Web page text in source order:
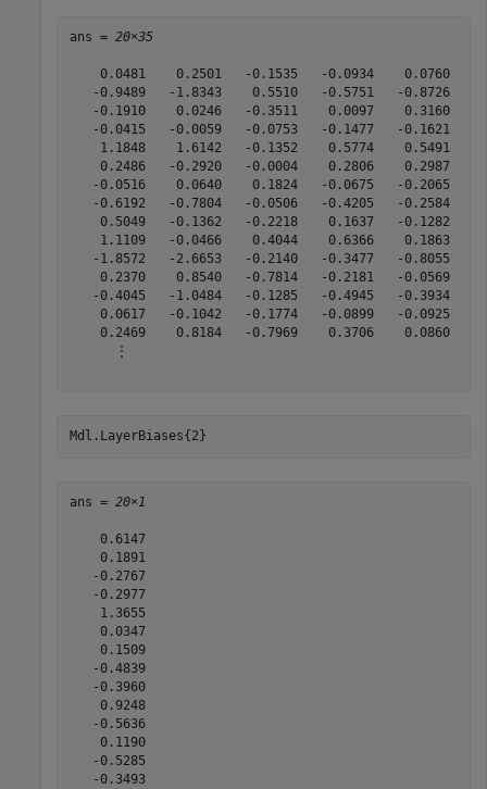
ans = 20×35
0.0481    0.2501   -0.1535   -0.0934    0.0760
-0.9489   -1.8343    0.5510   -0.5751   -0.8726
-0.1910    0.0246   -0.3511    0.0097    0.3160
-0.0415   -0.0059   -0.0753   -0.1477   -0.1621
1.1848    1.6142   -0.1352    0.5774    0.5491
0.2486   -0.2920   -0.0004    0.2806    0.2987
-0.0516    0.0640    0.1824   -0.0675   -0.2065
-0.6192   -0.7804   -0.0506   -0.4205   -0.2584
0.5049   -0.1362   -0.2218    0.1637   -0.1282
1.1109   -0.0466    0.4044    0.6366    0.1863
-1.8572   -2.6653   -0.2140   -0.3477   -0.8055
0.2370    0.8540   -0.7814   -0.2181   -0.0569
-0.4045   -1.0484   -0.1285   -0.4945   -0.3934
0.0617   -0.1042   -0.1774   -0.0899   -0.0925
0.2469    0.8184   -0.7969    0.3706    0.0860
      ⋮
Mdl.LayerBiases{2}
ans = 20×1
    0.6147
    0.1891
   -0.2767
   -0.2977
    1.3655
    0.0347
    0.1509
   -0.4839
   -0.3960
    0.9248
   -0.5636
    0.1190
   -0.5285
   -0.3493